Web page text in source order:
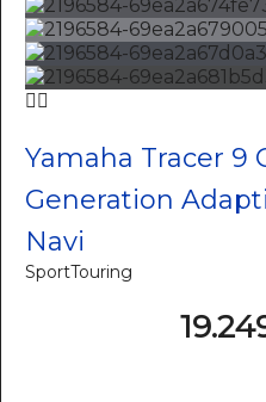
Yamaha Tracer 9
Generation
Navi
SportTouring